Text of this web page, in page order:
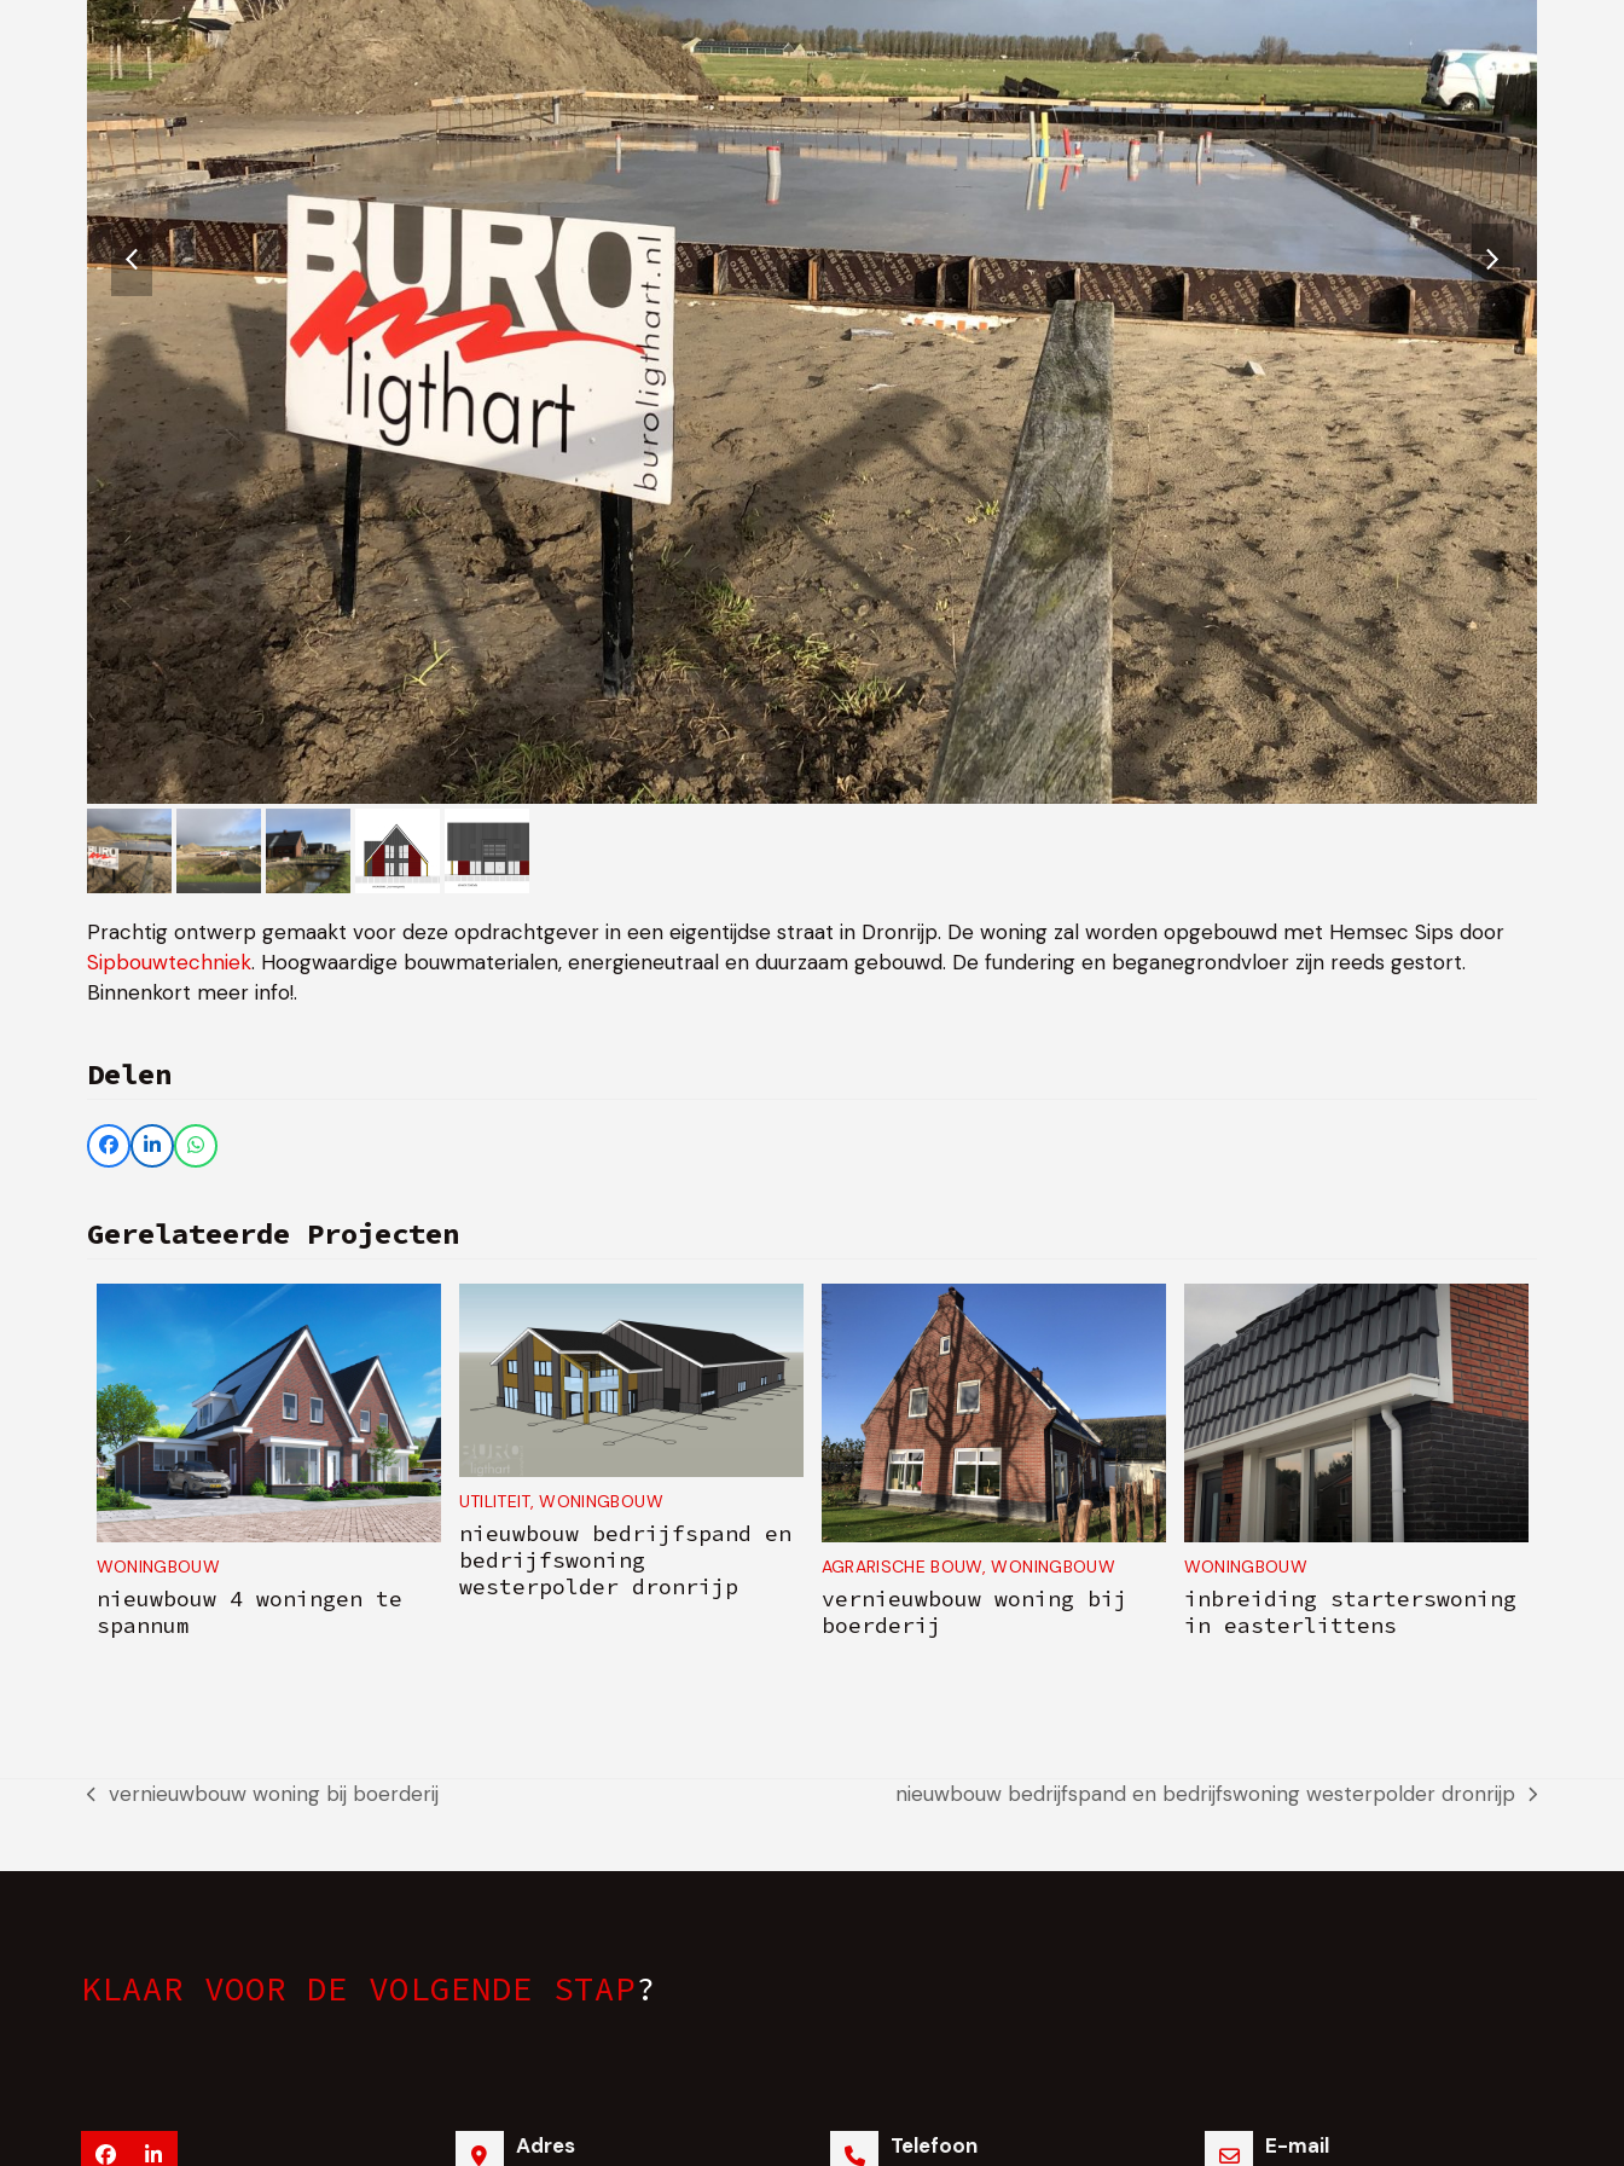
previous
slide
next
slide
Prachtig ontwerp gemaakt voor deze opdrachtgever in een eigentijdse straat in Dronrijp. De woning zal worden opgebouwd met Hemsec Sips door
Sipbouwtechniek. Hoogwaardige bouwmaterialen, energieneutraal en duurzaam gebouwd. De fundering en beganegrondvloer zijn reeds gestort.
Binnenkort meer info!.
Delen
Gerelateerde Projecten
WONINGBOUW
nieuwbouw 4 woningen te
spannum
UTILITEIT,WONINGBOUW
nieuwbouw bedrijfspand en
bedrijfswoning
westerpolder dronrijp
AGRARISCHE BOUW,WONINGBOUW
vernieuwbouw woning bij
boerderij
WONINGBOUW
inbreiding starterswoning
in easterlittens
previous
vernieuwbouw woning bij boerderij
next
nieuwbouw bedrijfspand en bedrijfswoning westerpolder dronrijp
KLAAR VOOR DE VOLGENDE STAP?
Adres
Telefoon
E-mail